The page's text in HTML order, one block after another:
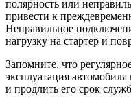
полярность или
привести к
Неправильное
нагрузку на стартер и
Запомните, что
эксплуатация
и продлить его срок